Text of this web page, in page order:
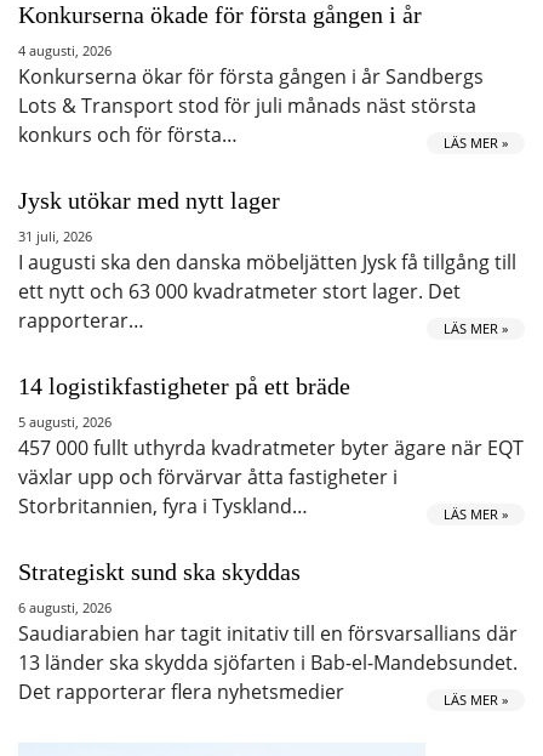
Konkurserna ökade för första gången i år
4 augusti, 2026
Konkurserna ökar för första gången i år Sandbergs
Lots & Transport stod för juli månads näst största
konkurs och för första…
LÄS MER »
Jysk utökar med nytt lager
31 juli, 2026
I augusti ska den danska möbeljätten Jysk få tillgång till
ett nytt och 63 000 kvadratmeter stort lager. Det
rapporterar…
LÄS MER »
14 logistikfastigheter på ett bräde
5 augusti, 2026
457 000 fullt uthyrda kvadratmeter byter ägare när EQT
växlar upp och förvärvar åtta fastigheter i
Storbritannien, fyra i Tyskland…
LÄS MER »
Strategiskt sund ska skyddas
6 augusti, 2026
Saudiarabien har tagit initativ till en försvarsallians där
13 länder ska skydda sjöfarten i Bab-el-Mandebsundet.
Det rapporterar flera nyhetsmedier
LÄS MER »